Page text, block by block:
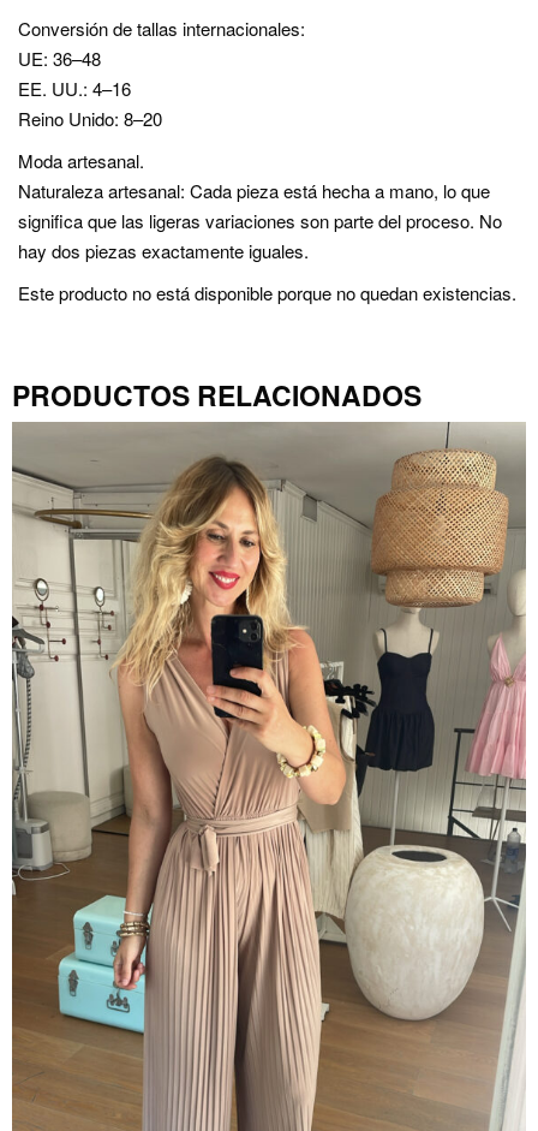
Conversión de tallas internacionales:
UE: 36–48
EE. UU.: 4–16
Reino Unido: 8–20
Moda artesanal.
Naturaleza artesanal: Cada pieza está hecha a mano, lo que
significa que las ligeras variaciones son parte del proceso. No
hay dos piezas exactamente iguales.
Este producto no está disponible porque no quedan existencias.
PRODUCTOS RELACIONADOS